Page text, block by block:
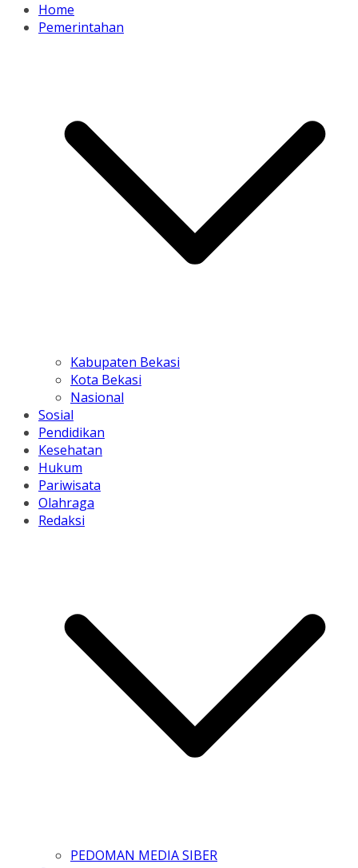
Home
Pemerintahan
Kabupaten Bekasi
Kota Bekasi
Nasional
Sosial
Pendidikan
Kesehatan
Hukum
Pariwisata
Olahraga
Redaksi
PEDOMAN MEDIA SIBER